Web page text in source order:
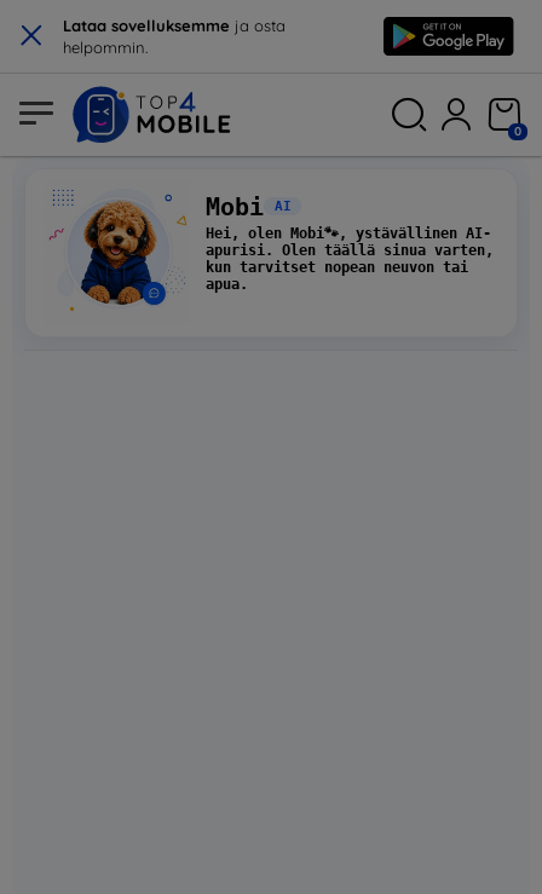
× Lataa sovelluksemme ja osta
helpommin.
0
Mobi AI
Hei, olen Mobi🐾, ystävällinen AI-
apurisi. Olen täällä sinua varten,
kun tarvitset nopean neuvon tai
apua.